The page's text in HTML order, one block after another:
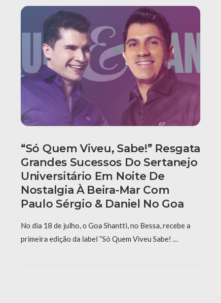
“Só Quem Viveu, Sabe!” Resgata
Grandes Sucessos Do Sertanejo
Universitário Em Noite De
Nostalgia À Beira-Mar Com
Paulo Sérgio & Daniel No Goa
No dia 18 de julho, o Goa Shantti, no Bessa, recebe a
primeira edição da label “Só Quem Viveu Sabe! …